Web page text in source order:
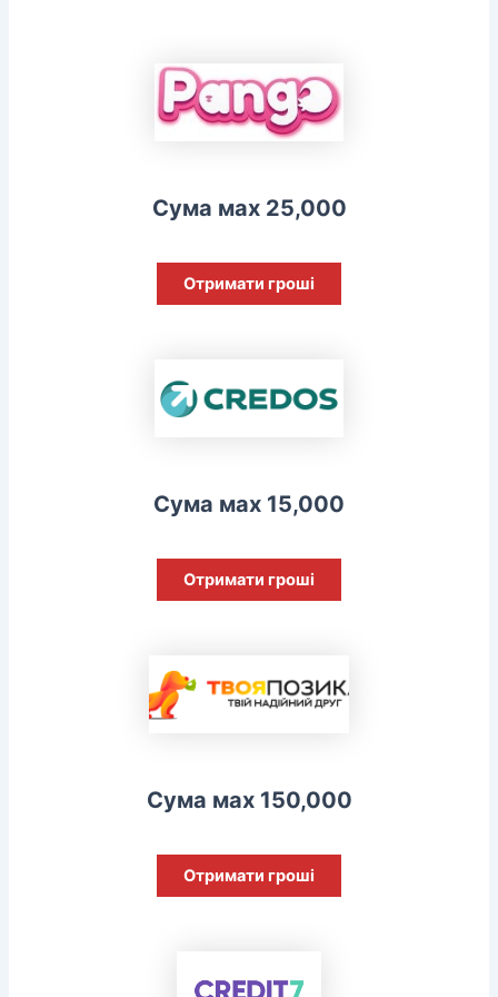
Сума мах 25,000
Отримати гроші
Сума мах 15,000
Отримати гроші
Сума мах 150,000
Отримати гроші